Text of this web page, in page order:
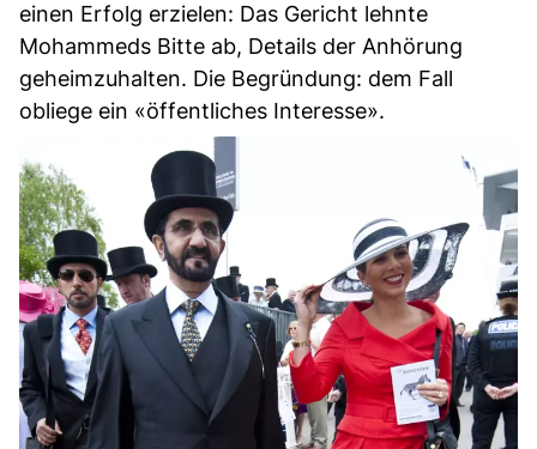
einen Erfolg erzielen: Das Gericht lehnte
Mohammeds Bitte ab, Details der Anhörung
geheimzuhalten. Die Begründung: dem Fall
obliege ein «öffentliches Interesse».